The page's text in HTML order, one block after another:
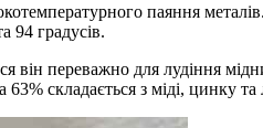
паяння
94 градусів.
він переважно для лудіння
складається з міді, цинку та